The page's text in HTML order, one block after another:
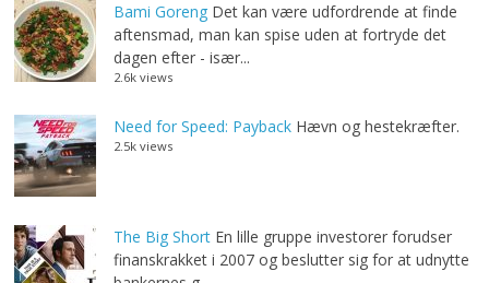
Bami Goreng Det kan være udfordrende at finde
aftensmad, man kan spise uden at fortryde det
dagen efter - især...
2.6k views
Need for Speed: Payback Hævn og hestekræfter.
2.5k views
The Big Short En lille gruppe investorer forudser
finanskrakket i 2007 og beslutter sig for at udnytte